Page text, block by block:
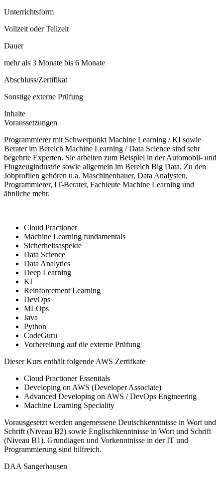
Unterrichtsform
Vollzeit oder Teilzeit
Dauer
mehr als 3 Monate bis 6 Monate
Abschluss/Zertifikat
Sonstige externe Prüfung
Inhalte
Voraussetzungen
Programmierer mit Schwerpunkt Machine Learning / KI sowie
Berater im Bereich Machine Learning / Data Science sind sehr
begehrte Experten. Sie arbeiten zum Beispiel in der Automobil- und
Flugzeugindustrie sowie allgemein im Bereich Big Data. Zu den
Jobprofilen gehören u.a. Maschinenbauer, Data Analysten,
Programmierer, IT-Berater, Fachleute Machine Learning und
ähnliche mehr.
Cloud Practioner
Machine Learning fundamentals
Sicherheitsaspekte
Data Science
Data Analytics
Deep Learning
KI
Reinforcement Learning
DevOps
MLOps
Java
Python
CodeGuru
Vorbereitung auf die externe Prüfung
Dieser Kurs enthält folgende AWS Zertifkate
Cloud Practioner Essentials
Developing on AWS (Developer Associate)
Advanced Developing on AWS / DevOps Engineering
Machine Learning Speciality
Vorausgesetzt werden angemessene Deutschkenntnisse in Wort und
Schrift (Niveau B2) sowie Englischkenntnisse in Wort und Schrift
(Niveau B1). Grundlagen und Vorkenntnisse in der IT und
Programmierung sind hilfreich.
DAA Sangerhausen